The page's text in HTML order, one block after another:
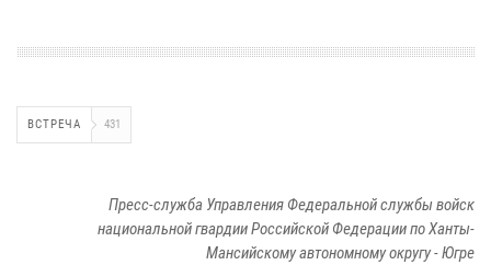
ВСТРЕЧА 431
Пресс-служба Управления Федеральной службы войск
национальной гвардии Российской Федерации по Ханты-
Мансийскому автономному округу - Югре